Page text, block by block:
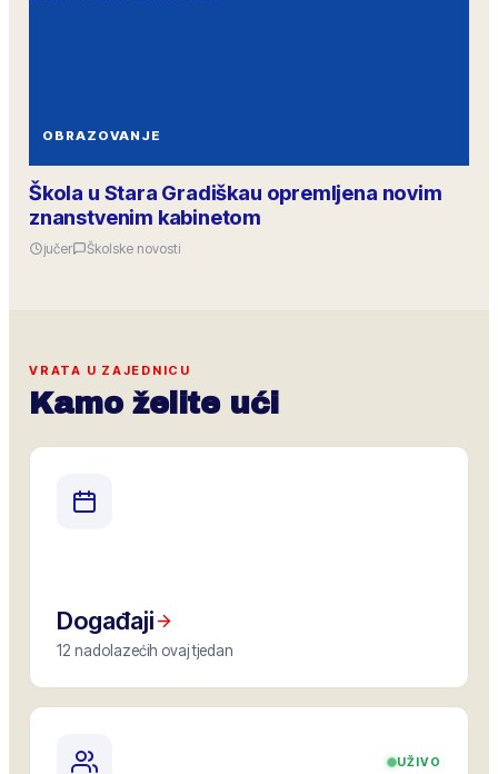
OBRAZOVANJE
Škola u Stara Gradiškau opremljena novim
znanstvenim kabinetom
jučer Školske novosti
VRATA U ZAJEDNICU
Kamo želite ući
Događaji
12 nadolazećih ovaj tjedan
UŽIVO